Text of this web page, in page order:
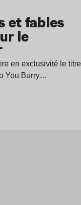
et fables
le
en exclusivité le titre
You Burry…